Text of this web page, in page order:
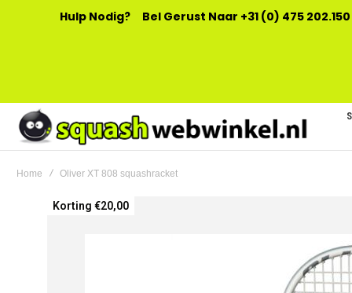
Hulp Nodig? Bel Gerust Naar +31 (0) 475
Home Oliver XT 808 squashracket
Ga
Korting €20,00